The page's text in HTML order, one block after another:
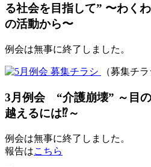
る社会を目指して” 〜わく
の活動から〜
例会は無事に終了しました。
（募集チラ
3月例会 “介護崩壊” ～目
越えるには⁉～
例会は無事に終了しました。
報告はこちら